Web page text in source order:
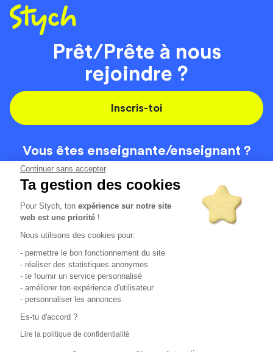
Continuer sans accepter
Ta gestion des cookies
Pour Stych, tonexpérience sur notre site
web est une priorité !
Nous utilisons des cookies pour:
- permettre le bon fonctionnement du site
- réaliser des statistiques anonymes
- te fournir un service personnalisé
- améliorer ton expérience d'utilisateur
- personnaliser les annonces
Es-tu d'accord ?
Lire la politique de confidentialité
Prêt/Prête à nous
rejoindre ?
Inscris-toi
Vous êtes enseignante/enseignant ?
On recrute
Code de la route
Localisation
Contact
Tous les avis clients4.6/5 (51148 avis publiés)
Comment sont calculés nos taux de réussite ?